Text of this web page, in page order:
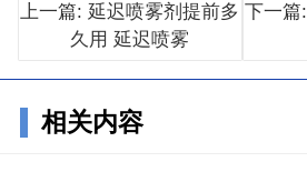
上一篇: 延迟喷雾剂提前多
久用 延迟喷雾
下一篇: 男子早射比较好的
相关内容